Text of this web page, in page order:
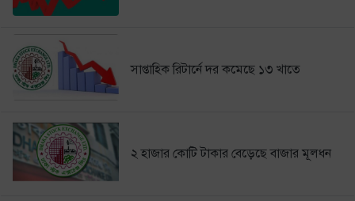
সাপ্তাহিক রিটার্নে দর কমেছে ১৩ খাতে
২ হাজার কোটি টাকার বেড়েছে বাজার মূলধন